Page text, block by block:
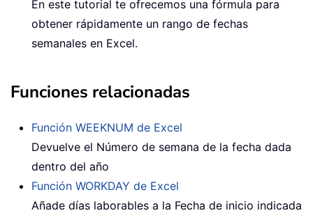
En este tutorial te ofrecemos una fórmula para
obtener rápidamente un rango de fechas
semanales en Excel.
Funciones relacionadas
Función WEEKNUM de Excel
Devuelve el Número de semana de la fecha dada
dentro del año
Función WORKDAY de Excel
Añade días laborables a la Fecha de inicio indicada